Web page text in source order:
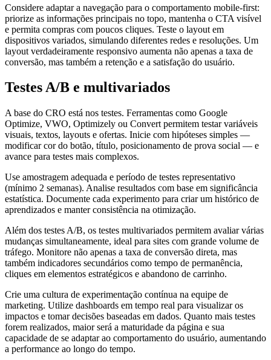
Considere adaptar a navegação para o comportamento mobile-first:
priorize as informações principais no topo, mantenha o CTA visível
e permita compras com poucos cliques. Teste o layout em
dispositivos variados, simulando diferentes redes e resoluções. Um
layout verdadeiramente responsivo aumenta não apenas a taxa de
conversão, mas também a retenção e a satisfação do usuário.
Testes A/B e multivariados
A base do CRO está nos testes. Ferramentas como Google
Optimize, VWO, Optimizely ou Convert permitem testar variáveis
visuais, textos, layouts e ofertas. Inicie com hipóteses simples —
modificar cor do botão, título, posicionamento de prova social — e
avance para testes mais complexos.
Use amostragem adequada e período de testes representativo
(mínimo 2 semanas). Analise resultados com base em significância
estatística. Documente cada experimento para criar um histórico de
aprendizados e manter consistência na otimização.
Além dos testes A/B, os testes multivariados permitem avaliar várias
mudanças simultaneamente, ideal para sites com grande volume de
tráfego. Monitore não apenas a taxa de conversão direta, mas
também indicadores secundários como tempo de permanência,
cliques em elementos estratégicos e abandono de carrinho.
Crie uma cultura de experimentação contínua na equipe de
marketing. Utilize dashboards em tempo real para visualizar os
impactos e tomar decisões baseadas em dados. Quanto mais testes
forem realizados, maior será a maturidade da página e sua
capacidade de se adaptar ao comportamento do usuário, aumentando
a performance ao longo do tempo.